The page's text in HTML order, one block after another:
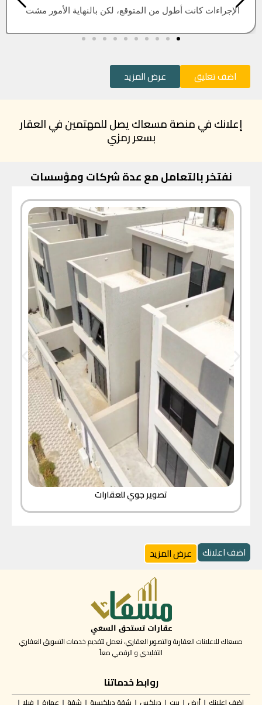
العقار اللي كنت أبيه طلع مباع، أتمنى التحديث يكون أسرع
اضف تعليق عرض المزيد
إعلانك في منصة مسعاك يصل للمهتمين في العقار
بسعر رمزي
نفتخر بالتعامل مع عدة شركات ومؤسسات
تصوير جوي للعقارات
اضف اعلانك عرض المزيد
مسعاك للاعلانات العقارية والتصوير العقاري، نعمل لتقديم خدمات التسويق العقاري
التقليدي و الرقمي معاً
روابط خدماتنا